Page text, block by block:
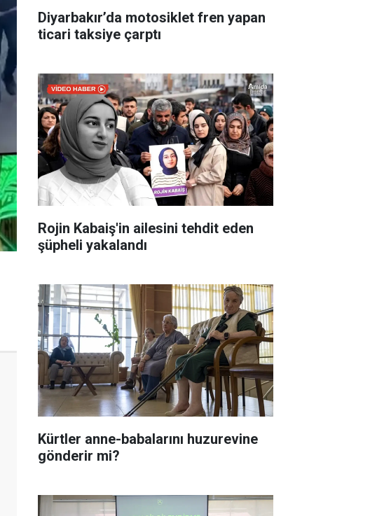
Diyarbakır’da motosiklet fren yapan
ticari taksiye çarptı
Rojin Kabaiş'in ailesini tehdit eden
şüpheli yakalandı
Kürtler anne-babalarını huzurevine
gönderir mi?